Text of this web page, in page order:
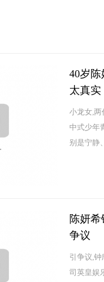
40岁
太真实
小龙女,两
中式少年
别是宁静
陈妍
争议
引争议,
司英皇娱